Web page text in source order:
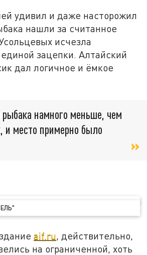
удивил и даже насторожил
нашли за считанное
исчезла
зацепки. Алтайский
дал логичное и ёмкое
рыбака намного меньше, чем
и место примерно было
aif.ru, действительно,
на ограниченной, хоть